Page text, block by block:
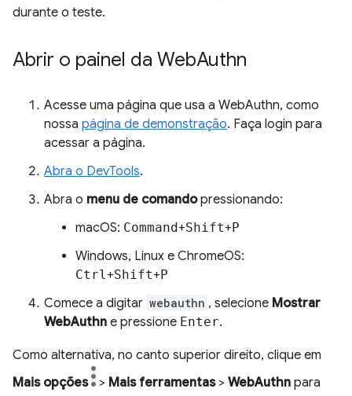
durante o teste.
Abrir o painel da WebAuthn
Acesse uma página que usa a WebAuthn, como
nossa página de demonstração. Faça login para
acessar a página.
Abra o DevTools.
Abra o menu de comandopressionando:
macOS: Command+Shift+P
Windows, Linux e ChromeOS:
Ctrl+Shift+P
Comece a digitar webauthn , selecione Mostrar
WebAuthn e pressione Enter.
Como alternativa, no canto superior direito, clique em
Mais opções
> Mais ferramentas> WebAuthn para